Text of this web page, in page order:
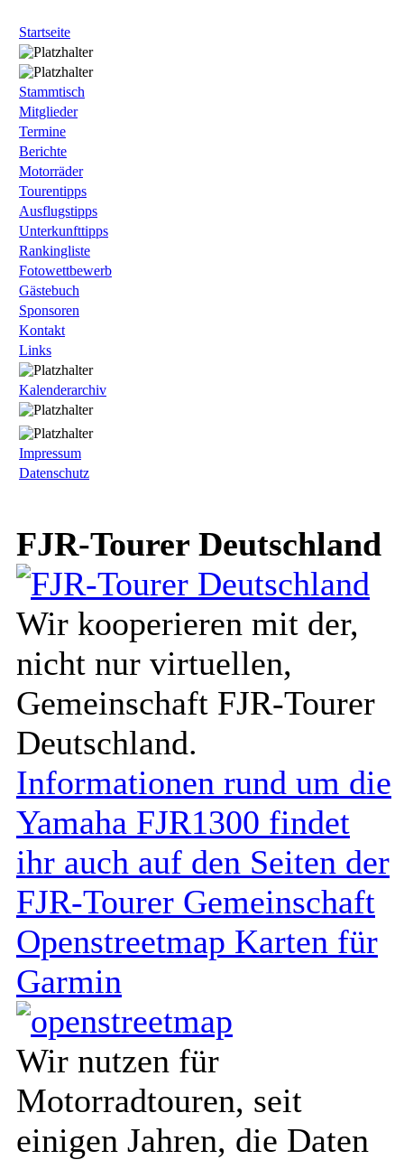
Startseite
Stammtisch
Mitglieder
Termine
Berichte
Motorräder
Tourentipps
Ausflugstipps
Unterkunfttipps
Rankingliste
Fotowettbewerb
Gästebuch
Sponsoren
Kontakt
Links
Kalenderarchiv
Impressum
Datenschutz
FJR-Tourer Deutschland
Wir kooperieren mit der,
nicht nur virtuellen,
Gemeinschaft FJR-Tourer
Deutschland.
Informationen rund um die
Yamaha FJR1300 findet
ihr auch auf den Seiten der
FJR-Tourer Gemeinschaft
Openstreetmap Karten für
Garmin
Wir nutzen für
Motorradtouren, seit
einigen Jahren, die Daten